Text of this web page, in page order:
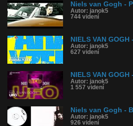
Dľžka: 10:48
Kategória: šokujúce
Tagy: islam, pokora, moslimské ženy,
Niels van Gogh -
Autor: janok5
744 videní
NIELS VAN GOGH
Autor: janok5
627 videní
NIELS VAN GOGH
Autor: janok5
1 557 videní
Niels van Gogh -
Autor: janok5
926 videní